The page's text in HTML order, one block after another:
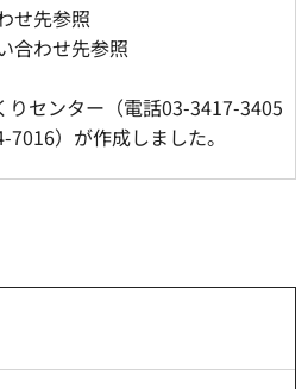
せ先参照
合わせ先参照
りセンター（電話03-3417-3405
）が作成しました。